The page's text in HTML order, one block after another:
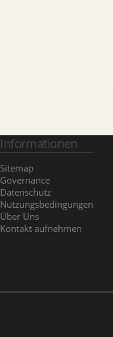
Informationen
Sitemap
Governance
Datenschutz
Nutzungsbedingungen
Über Uns
Kontakt aufnehmen